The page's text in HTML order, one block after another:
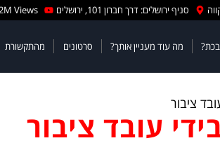
סניף ירושלים: דרך חברון 101, ירושלים Views
מה עוד מעניין אותך? סרטונים מהתקשורת
ציבור
עובד ציבור